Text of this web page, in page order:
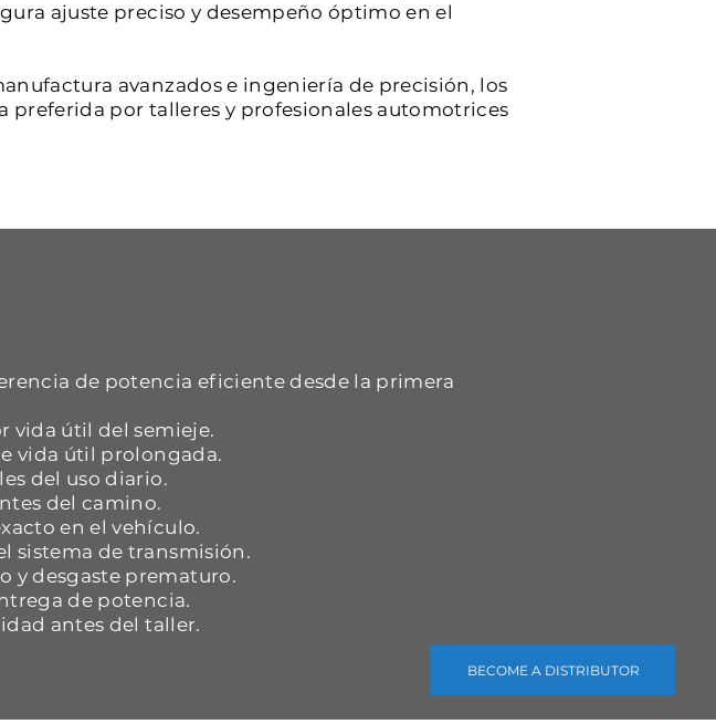
BECOME A DISTRIBUTOR
ajuste preciso y desempeño óptimo en el
avanzados e ingeniería de precisión, los
preferida por talleres y profesionales automotrices
de potencia eficiente desde la primera
vida útil del semieje.
vida útil prolongada.
del uso diario.
del camino.
en el vehículo.
sistema de transmisión.
y desgaste prematuro.
de potencia.
antes del taller.